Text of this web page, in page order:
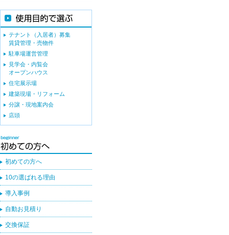
テナント（入居者）募集
賃貸管理・売物件
駐車場運営管理
見学会・内覧会
オープンハウス
住宅展示場
建築現場・リフォーム
分譲・現地案内会
店頭
初めての方へ
10の選ばれる理由
導入事例
自動お見積り
交換保証